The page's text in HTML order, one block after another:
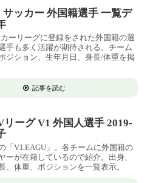
サッカー 外国籍選手 一覧デ
ーリーグに登録をされた外国籍の選
手も多く活躍が期待される。チーム
ジション、生年月日、身長/体重を掲
記事を読む
リーグ V1 外国人選手 2019-
「V.LEAGU」。各チームに外国籍の
ーが在籍しているので紹介。出身、
、体重、ポジションを一覧表示。